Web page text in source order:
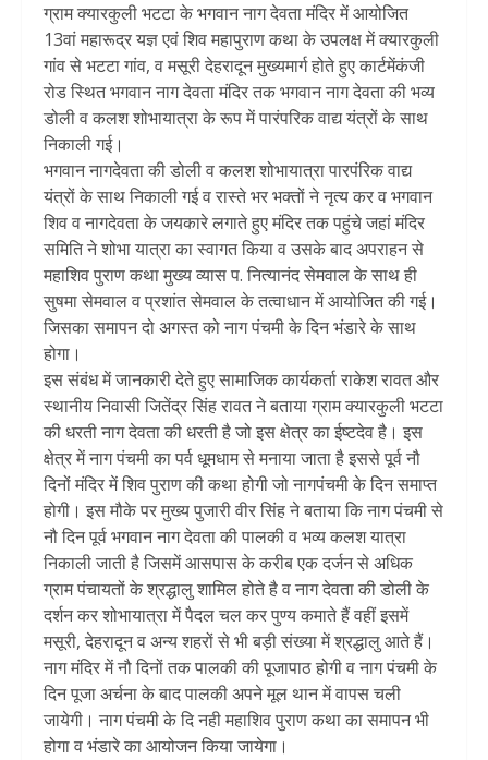
ग्राम क्यारकुली भटटा के भगवान नाग देवता मंदिर में आयोजित
13वां महारूद्र यज्ञ एवं शिव महापुराण कथा के उपलक्ष में क्यारकुली
गांव से भटटा गांव, व मसूरी देहरादून मुख्यमार्ग होते हुए कार्टमेंकंजी
रोड स्थित भगवान नाग देवता मंदिर तक भगवान नाग देवता की भव्य
डोली व कलश शोभायात्रा के रूप में पारंपरिक वाद्य यंत्रों के साथ
निकाली गई।
भगवान नागदेवता की डोली व कलश शोभायात्रा पारपंरिक वाद्य
यंत्रों के साथ निकाली गई व रास्ते भर भक्तों ने नृत्य कर व भगवान
शिव व नागदेवता के जयकारे लगाते हुए मंदिर तक पहुंचे जहां मंदिर
समिति ने शोभा यात्रा का स्वागत किया व उसके बाद अपराहन से
महाशिव पुराण कथा मुख्य व्यास प. नित्यानंद सेमवाल के साथ ही
सुषमा सेमवाल व प्रशांत सेमवाल के तत्वाधान में आयोजित की गई।
जिसका समापन दो अगस्त को नाग पंचमी के दिन भंडारे के साथ
होगा।
इस संबंध में जानकारी देते हुए सामाजिक कार्यकर्ता राकेश रावत और
स्थानीय निवासी जितेंद्र सिंह रावत ने बताया ग्राम क्यारकुली भटटा
की धरती नाग देवता की धरती है जो इस क्षेत्र का ईष्टदेव है। इस
क्षेत्र में नाग पंचमी का पर्व धूमधाम से मनाया जाता है इससे पूर्व नौ
दिनों मंदिर में शिव पुराण की कथा होगी जो नागपंचमी के दिन समाप्त
होगी। इस मौके पर मुख्य पुजारी वीर सिंह ने बताया कि नाग पंचमी से
नौ दिन पूर्व भगवान नाग देवता की पालकी व भव्य कलश यात्रा
निकाली जाती है जिसमें आसपास के करीब एक दर्जन से अधिक
ग्राम पंचायतों के श्रद्धालु शामिल होते है व नाग देवता की डोली के
दर्शन कर शोभायात्रा में पैदल चल कर पुण्य कमाते हैं वहीं इसमें
मसूरी, देहरादून व अन्य शहरों से भी बड़ी संख्या में श्रद्धालु आते हैं।
नाग मंदिर में नौ दिनों तक पालकी की पूजापाठ होगी व नाग पंचमी के
दिन पूजा अर्चना के बाद पालकी अपने मूल थान में वापस चली
जायेगी। नाग पंचमी के दि नही महाशिव पुराण कथा का समापन भी
होगा व भंडारे का आयोजन किया जायेगा।